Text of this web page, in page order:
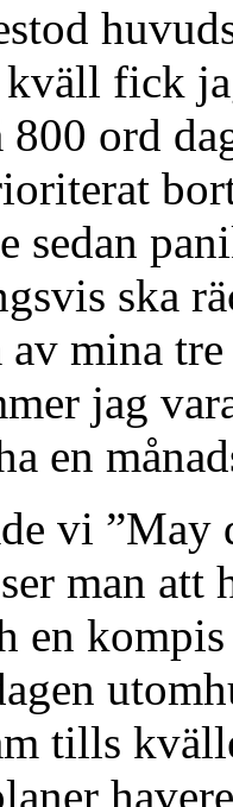
fick
800 ord
sedan
ska
mina
jag
en
vi ”May
man att
en
tills